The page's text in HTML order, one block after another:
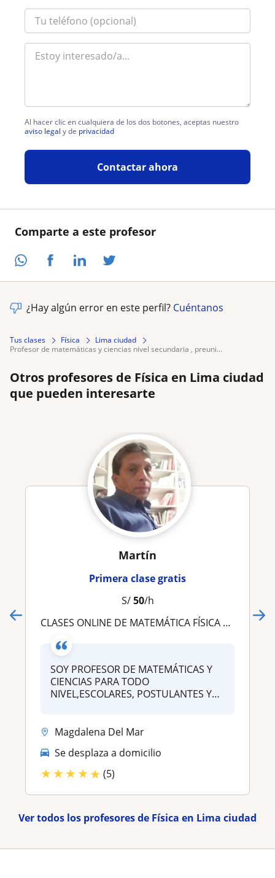
Comparte a este profesor
Al hacer clic en cualquiera de los dos botones, aceptas nuestro
aviso legal y de privacidad
Contactar ahora
¿Hay algún error en este perfil? Cuéntanos
Tus clases Física
Lima ciudad
profesor de matemáticas y ciencias nivel secundaria , preuni...
Otros profesores de Física en Lima ciudad
que pueden interesarte
Martín
Primera clase gratis
S/50/h
CLASES ONLINE DE MATEMÁTICA FÍSICA QUÍMICA IB SAT ACT
SOY PROFESOR DE MATEMÁTICAS Y
CIENCIAS PARA TODO
NIVEL,ESCOLARES, POSTULANTES Y
Magdalena Del Mar
Se desplaza a domicilio
★★★★★ (5)
Ver todos los profesores de Física en Lima ciudad